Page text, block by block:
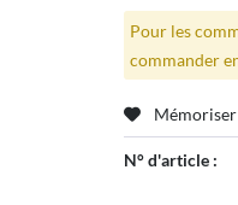
Pour les
commander
Mémoriser
N° d'article :